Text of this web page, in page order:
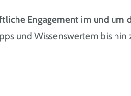
Engagement im und um
und Wissenswertem bis